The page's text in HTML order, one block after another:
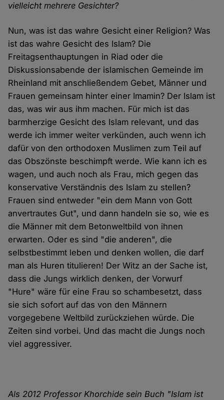
vielleicht mehrere Gesichter?
Nun, was ist das wahre Gesicht einer Religion? Was
ist das wahre Gesicht des Islam? Die
Freitagsenthauptungen in Riad oder die
Diskussionsabende der islamischen Gemeinde im
Rheinland mit anschließendem Gebet, Männer und
Frauen gemeinsam hinter einer Imamin? Der Islam ist
das, was wir aus ihm machen. Für mich ist das
barmherzige Gesicht des Islam relevant, und das
werde ich immer weiter verkünden, auch wenn ich
dafür von den orthodoxen Muslimen zum Teil auf
das Obszönste beschimpft werde. Wie kann ich es
wagen, und auch noch als Frau, mich gegen das
konservative Verständnis des Islam zu stellen?
Frauen sind entweder "ein dem Mann von Gott
anvertrautes Gut", und dann handeln sie so, wie es
die Männer mit dem Betonweltbild von ihnen
erwarten. Oder es sind "die anderen", die
selbstbestimmt leben und denken wollen, die darf
man als Huren titulieren! Der Witz an der Sache ist,
dass die Jungs wirklich denken, der Vorwurf
"Hure" wäre für eine Frau so schambesetzt, dass
sie sich sofort auf das von den Männern
vorgegebene Weltbild zurückziehen würde. Die
Zeiten sind vorbei. Und das macht die Jungs noch
viel aggressiver.
Als 2012 Professor Khorchide sein Buch "Islam ist